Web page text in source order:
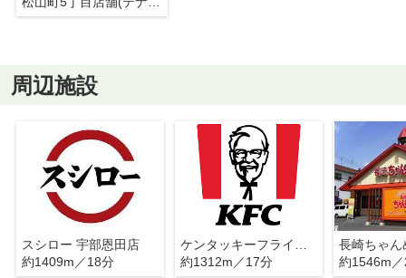
周辺施設
スシロー 宇部恩田店
約1409m／18分
約1312m／17分
約1546m